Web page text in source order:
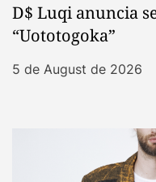
D$ Luqi anuncia
“Uototogoka”
5 de August de 2026